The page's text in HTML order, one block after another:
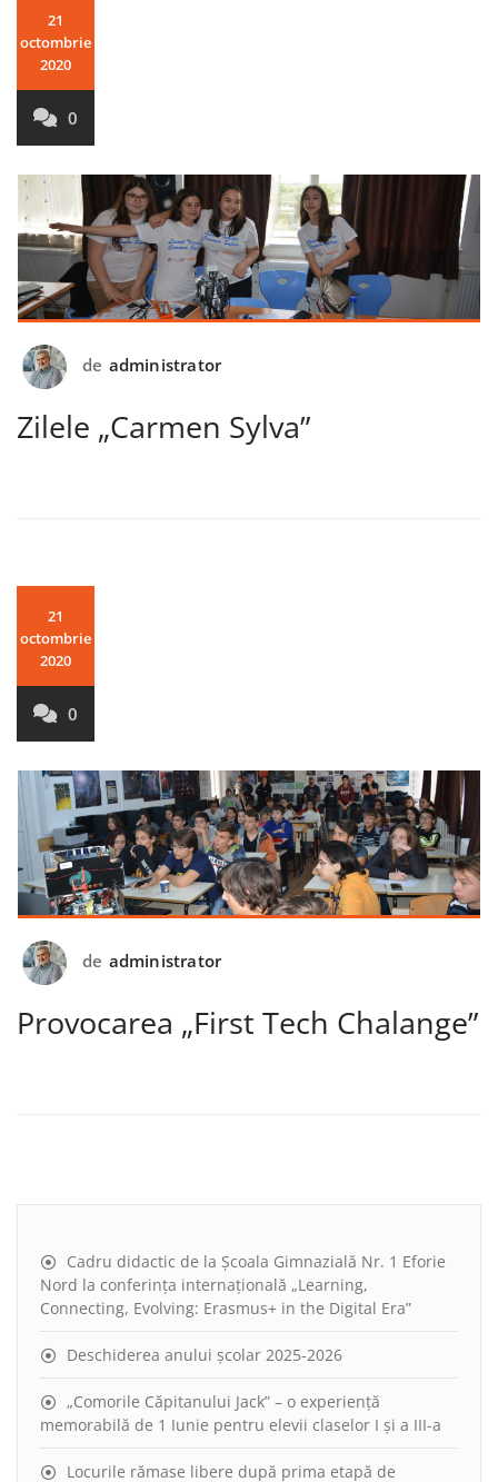
21
octombrie
2020
0
de administrator
Zilele „Carmen Sylva”
21
octombrie
2020
0
de administrator
Provocarea „First Tech Chalange”
Cadru didactic de la Școala Gimnazială Nr. 1 Eforie
Nord la conferința internațională „Learning,
Connecting, Evolving: Erasmus+ in the Digital Era”
Deschiderea anului școlar 2025-2026
„Comorile Căpitanului Jack” – o experiență
memorabilă de 1 Iunie pentru elevii claselor I și a III-a
Locurile rămase libere după prima etapă de